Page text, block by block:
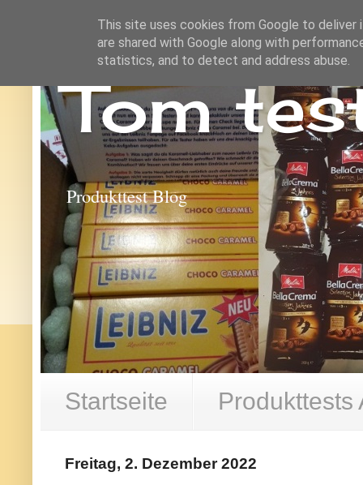
Tom
Produkttest Blog
Startseite Produkttests
Freitag, 2. Dezember 2022
This site uses cookies from Google to deliver
are shared with Google along with
statistics, and to detect and address abuse.